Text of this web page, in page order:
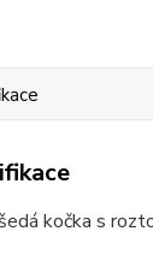
kočka s